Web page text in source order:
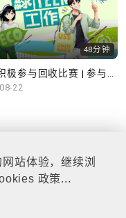
站体验，继续浏
政策...
48分钟
#51 积极参与回收比赛 | 参与学生: 巫巫、Vincy、Thomas (乐善堂顾超文中学) (「SGREEN 校际回收比赛」最积极参与学校奖 中学组银奖得主)
22